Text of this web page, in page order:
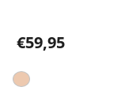
€59,95